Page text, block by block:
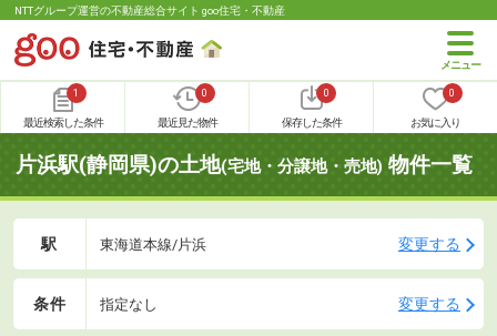
NTTグループ運営の不動産総合サイト goo住宅・不動産
1
最近検索した条件
0
最近見た物件
0
保存した条件
0
お気に入り
片浜駅(静岡県)の土地(宅地・分譲地・売地) 物件一覧
駅 東海道本線/片浜 変更する
条件 指定なし 変更する